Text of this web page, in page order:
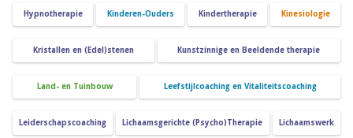
Hypnotherapie Kinderen-Ouders Kindertherapie Kinesiologie
Kristallen en (Edel)stenen Kunstzinnige en Beeldende therapie
Land- en Tuinbouw Leefstijlcoaching en Vitaliteitscoaching
Leiderschapscoaching Lichaamsgerichte (Psycho)Therapie Lichaamswerk